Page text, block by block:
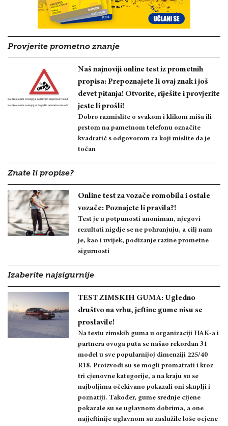
Provjerite prometno znanje
Naš najnoviji online test iz prometnih
propisa: Prepoznajete li ovaj znak i još
devet pitanja! Otvorite, riješite i provjerite
jeste li prošli!
Dobro razmislite o svakom i klikom miša ili
prstom na pametnom telefonu označite
kvadratić s odgovorom za koji mislite da je
točan
Znate li propise?
Online test za vozače romobila i ostale
vozače: Poznajete li pravila?!
Test je u potpunosti anoniman, njegovi
rezultati nigdje se ne pohranjuju, a cilj nam
je, kao i uvijek, podizanje razine prometne
sigurnosti
Izaberite najsigurnije
TEST ZIMSKIH GUMA: Ugledno
društvo na vrhu, jeftine gume nisu se
proslavile!
Na testu zimskih guma u organizaciji HAK-a i
partnera ovoga puta se našao rekordan 31
model u sve popularnijoj dimenziji 225/40
R18. Proizvodi su se mogli promatrati i kroz
tri cjenovne kategorije, a na kraju su se
najboljima očekivano pokazali oni skuplji i
poznatiji. Također, gume srednje cijene
pokazale su se uglavnom dobrima, a one
najjeftinije uglavnom su zaslužile loše ocjene